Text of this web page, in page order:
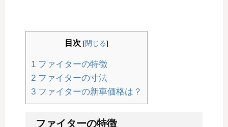
目次 [閉じる]
1 ファイターの特徴
2 ファイターの寸法
3 ファイターの新車価格は？
ファイターの特徴